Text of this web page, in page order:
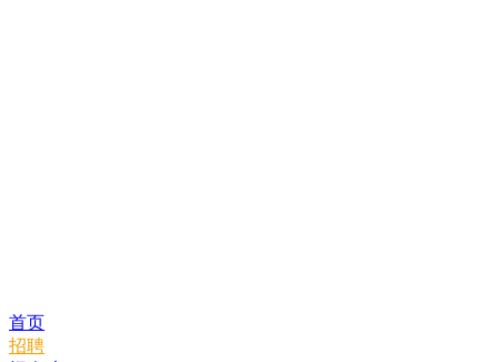
首页
招聘